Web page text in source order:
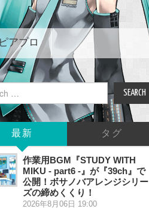
ピアプロ
最新 タグ
作業用BGM『STUDY WITH
MIKU - part6 -』が『39ch』で
公開！ボサノバアレンジシリー
ズの締めくくり！
2026年8月06日 19:00